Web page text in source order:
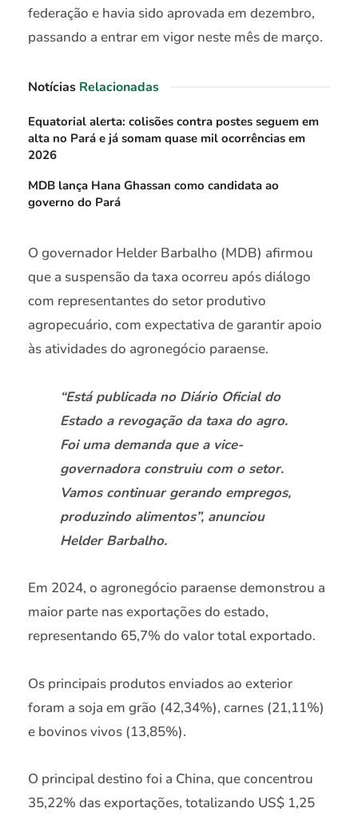
federação e havia sido aprovada em dezembro,
passando a entrar em vigor neste mês de março.
Notícias Relacionadas
Equatorial alerta: colisões contra postes seguem em
alta no Pará e já somam quase mil ocorrências em
2026
MDB lança Hana Ghassan como candidata ao
governo do Pará
O governador Helder Barbalho (MDB) afirmou
que a suspensão da taxa ocorreu após diálogo
com representantes do setor produtivo
agropecuário, com expectativa de garantir apoio
às atividades do agronegócio paraense.
“Está publicada no Diário Oficial do
Estado a revogação da taxa do agro.
Foi uma demanda que a vice-
governadora construiu com o setor.
Vamos continuar gerando empregos,
produzindo alimentos”, anunciou
Helder Barbalho.
Em 2024, o agronegócio paraense demonstrou a
maior parte nas exportações do estado,
representando 65,7% do valor total exportado.
Os principais produtos enviados ao exterior
foram a soja em grão (42,34%), carnes (21,11%)
e bovinos vivos (13,85%).
O principal destino foi a China, que concentrou
35,22% das exportações, totalizando US$ 1,25